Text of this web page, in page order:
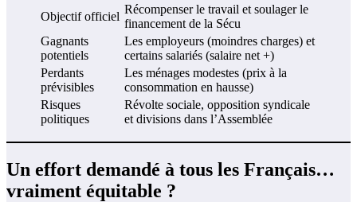
Objectif officiel
Récompenser le travail et soulager le
financement de la Sécu
Gagnants
potentiels
Les employeurs (moindres charges) et
certains salariés (salaire net +)
Perdants
prévisibles
Les ménages modestes (prix à la
consommation en hausse)
Risques
politiques
Révolte sociale, opposition syndicale
et divisions dans l’Assemblée
Un effort demandé à tous les Français…
vraiment équitable ?